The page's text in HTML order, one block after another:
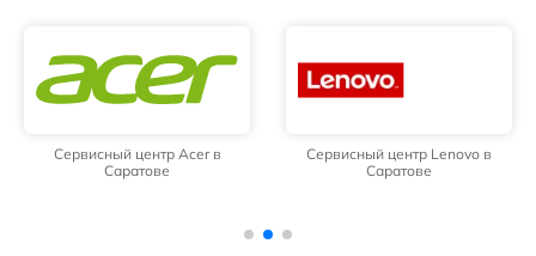
Сервисный центр Acer в
Саратове
Сервисный центр Lenovo в
Саратове